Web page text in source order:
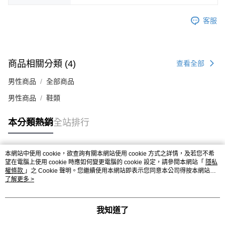
５．嚴禁一人註冊多個帳號或使用他人資訊註冊。若發現惡意使用之情形，
客服
商品相關分類 (4) 查看全部
男性商品 全部商品
男性商品 鞋類
本分類熱銷全站排行
熱門標籤
本網站中使用 cookie，欲查詢有關本網站使用 cookie 方式之詳情，及若您不希
望在電腦上使用 cookie 時應如何變更電腦的 cookie 設定，請參閱本網站「 隱私
權條款 」之 Cookie 聲明。您繼續使用本網站即表示您同意本公司得按本網站使
用條款之 Cookie 聲明使用 cookie。
了解更多 >
我知道了